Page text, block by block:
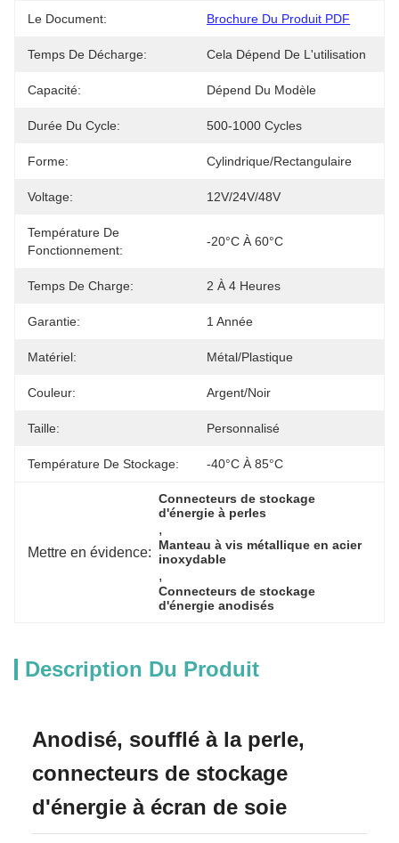
Le Document: Brochure Du Produit PDF
Temps De Décharge: Cela Dépend De L'utilisation
Capacité: Dépend Du Modèle
Durée Du Cycle: 500-1000 Cycles
Forme: Cylindrique/rectangulaire
Voltage: 12V/24V/48V
Température De
Fonctionnement:
-20°C À 60°C
Temps De Charge: 2 À 4 Heures
Garantie: 1 Année
Matériel: Métal/Plastique
Couleur: Argent/Noir
Taille: Personnalisé
Température De Stockage: -40°C À 85°C
Mettre en évidence:
Connecteurs de stockage
d'énergie à perles
,
Manteau à vis métallique en acier
inoxydable
,
Connecteurs de stockage
d'énergie anodisés
Description Du Produit
Anodisé, soufflé à la perle,
connecteurs de stockage
d'énergie à écran de soie